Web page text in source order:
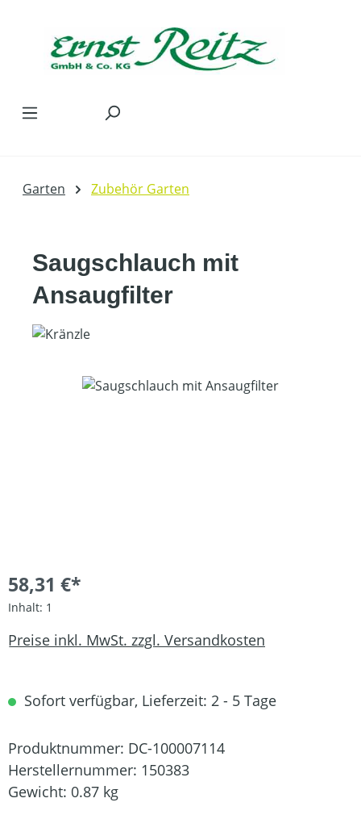
Garten Zubehör Garten
Saugschlauch mit
Ansaugfilter
Bildergalerie überspringen
58,31 €*
Inhalt: 1
Preise inkl. MwSt. zzgl. Versandkosten
Sofort verfügbar, Lieferzeit: 2 - 5 Tage
Produktnummer: DC-100007114
Herstellernummer: 150383
Gewicht: 0.87 kg